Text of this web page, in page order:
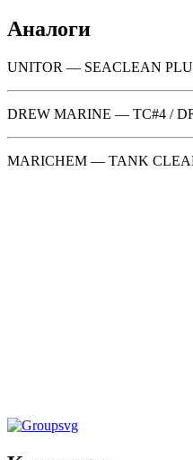
Аналоги
UNITOR — SEACLEAN
DREW MARINE — TC#4 /
MARICHEM — TANK